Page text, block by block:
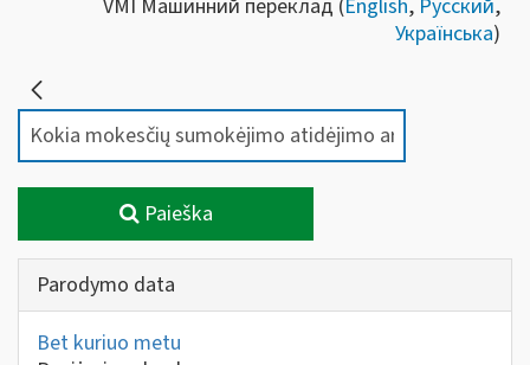
VMI Машинний переклад (English, Русский,
Українська)
Paieška
Parodymo data
Bet kuriuo metu